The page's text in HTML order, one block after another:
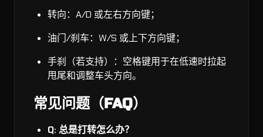
转向：A/D 或左右方向键；
油门/刹车：W/S 或上下方向键；
手刹（若支持）：空格键用于在低速时拉起
甩尾和调整车头方向。
常见问题（FAQ）
Q: 总是打转怎么办？